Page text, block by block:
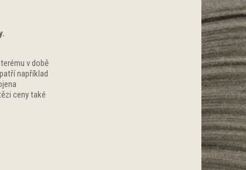
v době
například
ceny také